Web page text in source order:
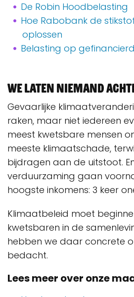
De Robin Hoodbelasting
Hoe Rabobank de
oplossen
Belasting op
We laten niemand
Gevaarlijke
raken, maar niet iedereen
meest kwetsbare mensen
meeste klimaatschade,
bijdragen aan de uitstoot.
verduurzaming gaan
hoogste inkomens: 3 keer
Klimaatbeleid moet
kwetsbaren in de
hebben we daar concrete
bedacht.
Lees meer over onze